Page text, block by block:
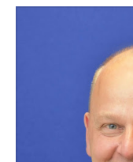
Link kopieren